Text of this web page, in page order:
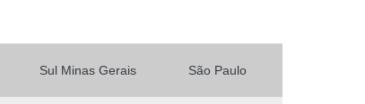
Sul Minas Gerais São Paulo